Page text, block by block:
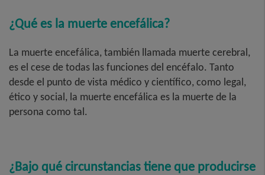
¿Qué es la muerte encefálica?
La muerte encefálica, también llamada muerte cerebral,
es el cese de todas las funciones del encéfalo. Tanto
desde el punto de vista médico y científico, como legal,
ético y social, la muerte encefálica es la muerte de la
persona como tal.
¿Bajo qué circunstancias tiene que producirse